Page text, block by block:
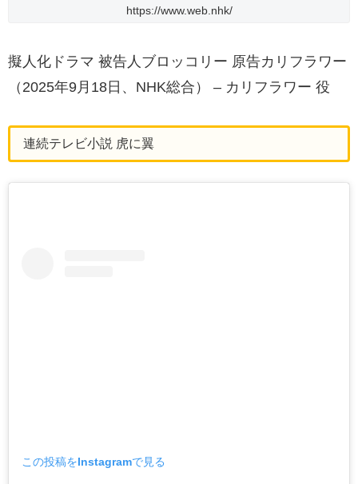
https://www.web.nhk/
擬人化ドラマ 被告人ブロッコリー 原告カリフラワー
（2025年9月18日、NHK総合） – カリフラワー 役
連続テレビ小説 虎に翼
この投稿をInstagramで見る